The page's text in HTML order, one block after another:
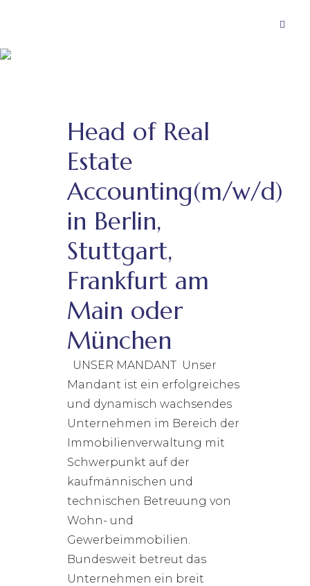
Head of Real
Estate
Accounting(m/w/d)
in Berlin,
Stuttgart,
Frankfurt am
Main oder
München
UNSER MANDANT Unser
Mandant ist ein erfolgreiches
und dynamisch wachsendes
Unternehmen im Bereich der
Immobilienverwaltung mit
Schwerpunkt auf der
kaufmännischen und
technischen Betreuung von
Wohn- und
Gewerbeimmobilien.
Bundesweit betreut das
Unternehmen ein breit